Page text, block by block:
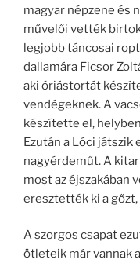
magyar népzene és
művelői vették
legjobb táncosai
dallamára Ficsor
aki óriástortát
vendégeknek. A
készítette el,
Ezután a Lóci
nagyérdeműt. A
most az éjszakában
eresztették ki a
A szorgos csapat
ötleteik már vannak